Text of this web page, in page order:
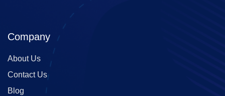
Company
About Us
Contact Us
Blog